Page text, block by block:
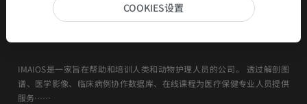
IMAIOS是一家旨在帮助和培训人类和动物护理人员的公司。 透过解剖图
谱、医学影像、临床病例协作数据库、在线课程为医疗保健专业人员提供
服务……
COOKIES设置